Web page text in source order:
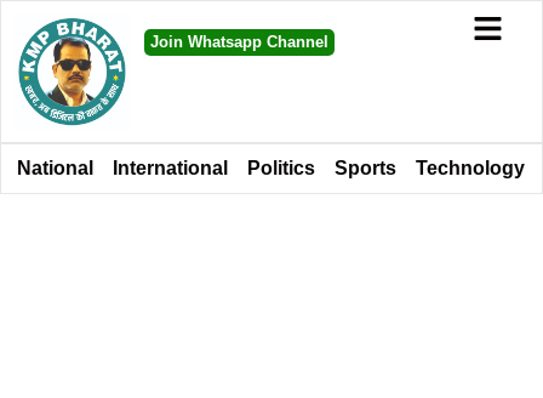
Join Whatsapp Channel
National International Politics Sports Technology